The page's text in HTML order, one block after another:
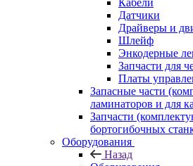
Кабели
Датчики
Драйверы и
Шлейф
Энкодерные
Запчасти для
Платы
Запасные части
ламинаторов и для
Запчасти
бортогибочных
Оборудования
Назад